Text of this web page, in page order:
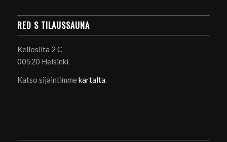
RED S TILAUSSAUNA
Kellosilta 2 C
00520 Helsinki
Katso sijaintimmekartalta.